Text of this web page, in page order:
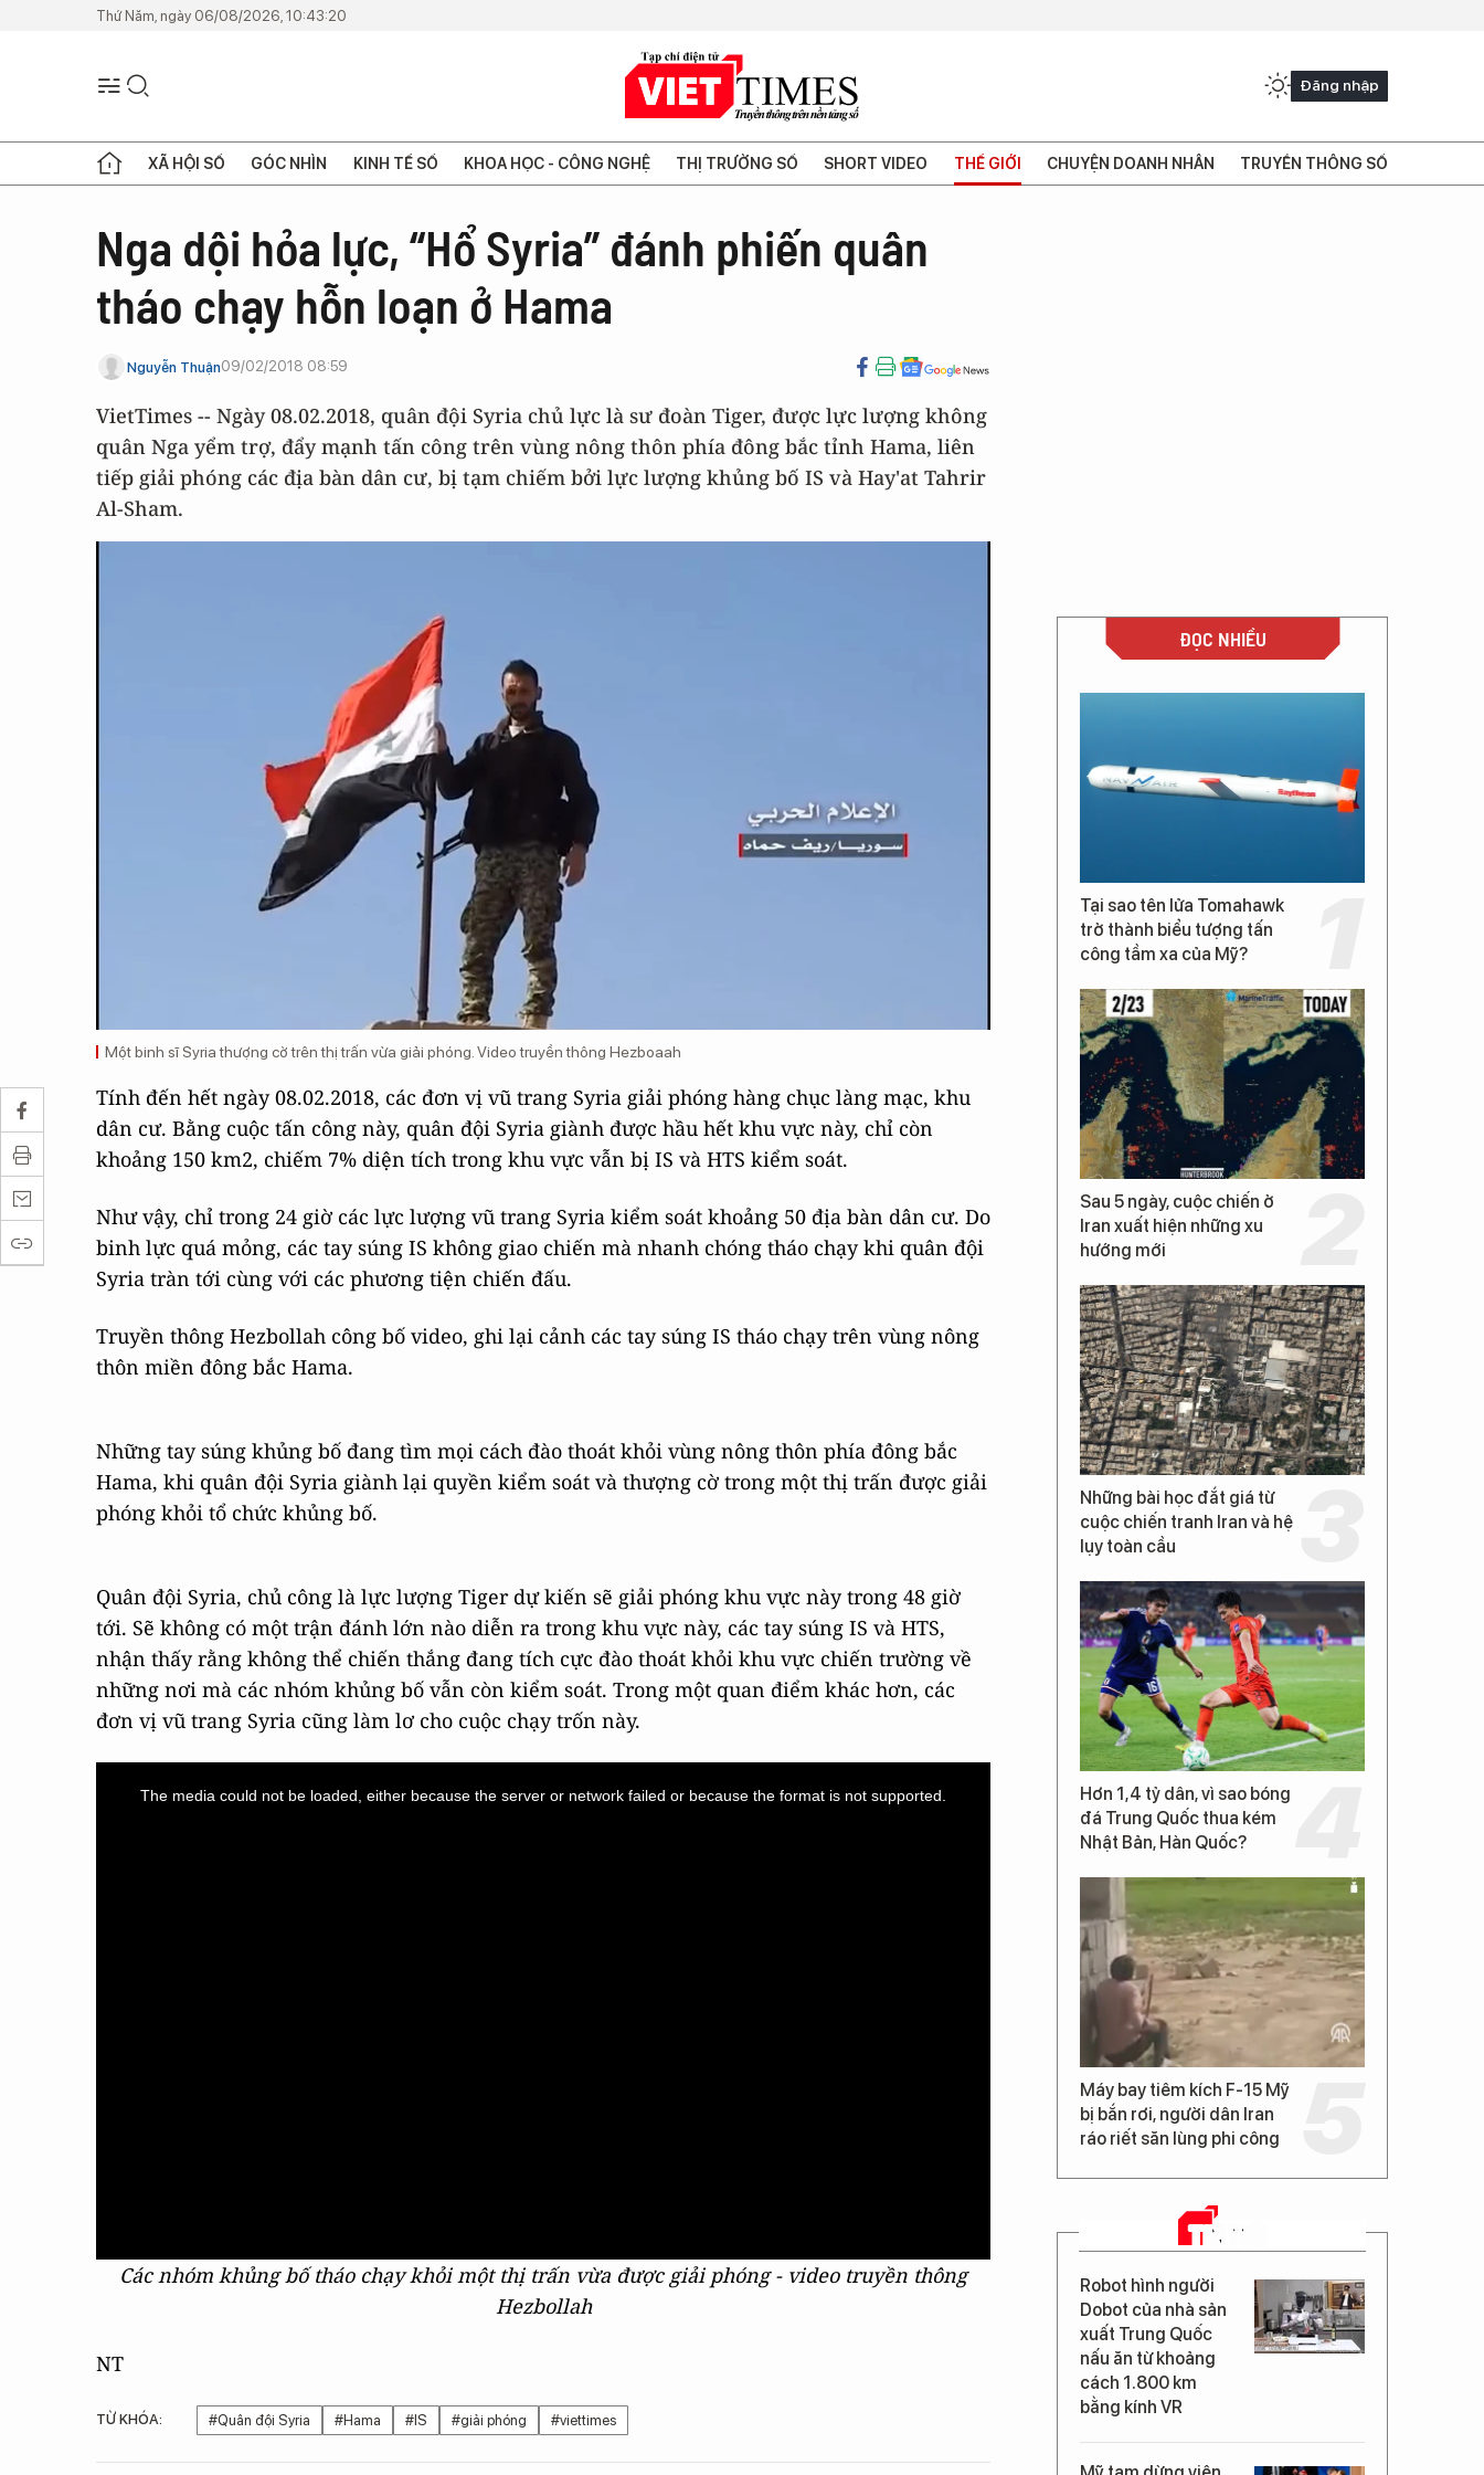
Thứ Năm, ngày 06/08/2026, 10:43:20
Đăng nhập
XÃ HỘI SỐ GÓC NHÌN KINH TẾ SỐ KHOA HỌC - CÔNG NGHỆ THỊ TRƯỜNG SỐ SHORT VIDEO THẾ GIỚI CHUYỆN DOANH NHÂN TRUYỀN THÔNG SỐ
Nga dội hỏa lực, “Hổ Syria” đánh phiến quân
tháo chạy hỗn loạn ở Hama
Nguyễn Thuận09/02/2018 08:59
VietTimes -- Ngày 08.02.2018, quân đội Syria chủ lực là sư đoàn Tiger, được lực lượng không
quân Nga yểm trợ, đẩy mạnh tấn công trên vùng nông thôn phía đông bắc tỉnh Hama, liên
tiếp giải phóng các địa bàn dân cư, bị tạm chiếm bởi lực lượng khủng bố IS và Hay'at Tahrir
Al-Sham.
Một binh sĩ Syria thượng cờ trên thị trấn vừa giải phóng. Video truyền thông Hezboaah
Tính đến hết ngày 08.02.2018, các đơn vị vũ trang Syria giải phóng hàng chục làng mạc, khu
dân cư. Bằng cuộc tấn công này, quân đội Syria giành được hầu hết khu vực này, chỉ còn
khoảng 150 km2, chiếm 7% diện tích trong khu vực vẫn bị IS và HTS kiểm soát.
Như vậy, chỉ trong 24 giờ các lực lượng vũ trang Syria kiểm soát khoảng 50 địa bàn dân cư. Do
binh lực quá mỏng, các tay súng IS không giao chiến mà nhanh chóng tháo chạy khi quân đội
Syria tràn tới cùng với các phương tiện chiến đấu.
Truyền thông Hezbollah công bố video, ghi lại cảnh các tay súng IS tháo chạy trên vùng nông
thôn miền đông bắc Hama.
Những tay súng khủng bố đang tìm mọi cách đào thoát khỏi vùng nông thôn phía đông bắc
Hama, khi quân đội Syria giành lại quyền kiểm soát và thượng cờ trong một thị trấn được giải
phóng khỏi tổ chức khủng bố.
Quân đội Syria, chủ công là lực lượng Tiger dự kiến sẽ giải phóng khu vực này trong 48 giờ
tới. Sẽ không có một trận đánh lớn nào diễn ra trong khu vực này, các tay súng IS và HTS,
nhận thấy rằng không thể chiến thắng đang tích cực đào thoát khỏi khu vực chiến trường về
những nơi mà các nhóm khủng bố vẫn còn kiểm soát. Trong một quan điểm khác hơn, các
đơn vị vũ trang Syria cũng làm lơ cho cuộc chạy trốn này.
The media could not be loaded, either because the server or network failed or because the format is not supported.
Các nhóm khủng bố tháo chạy khỏi một thị trấn vừa được giải phóng - video truyền thông
Hezbollah
NT
TỪ KHÓA: #Quân đội Syria #Hama #IS #giải phóng #viettimes
ĐỌC NHIỀU
Tại sao tên lửa Tomahawk
trở thành biểu tượng tấn
công tầm xa của Mỹ?
Sau 5 ngày, cuộc chiến ở
Iran xuất hiện những xu
hướng mới
Những bài học đắt giá từ
cuộc chiến tranh Iran và hệ
lụy toàn cầu
Hơn 1,4 tỷ dân, vì sao bóng
đá Trung Quốc thua kém
Nhật Bản, Hàn Quốc?
Máy bay tiêm kích F-15 Mỹ
bị bắn rơi, người dân Iran
ráo riết săn lùng phi công
TIN MỚI
Robot hình người
Dobot của nhà sản
xuất Trung Quốc
nấu ăn từ khoảng
cách 1.800 km
bằng kính VR